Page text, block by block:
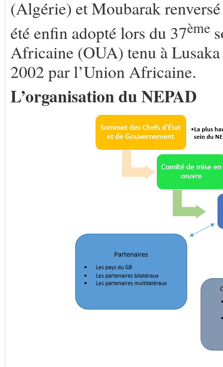
(Algérie) et Moubarak
été enfin adopté lors du 37ème
Africaine (OUA) tenu à
2002 par l’Union Africaine.
L’organisation du NEPAD